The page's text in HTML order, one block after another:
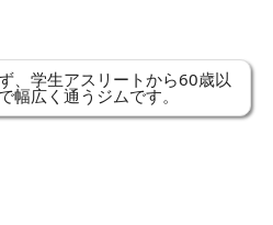
、学生アスリートから60歳以
幅広く通うジムです。